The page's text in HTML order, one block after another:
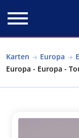
Karten Europa
Europa - Europa -